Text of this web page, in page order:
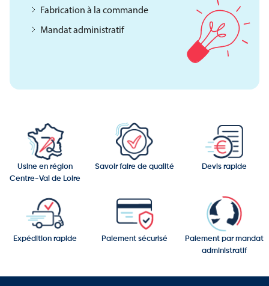
Diamètre maximum du rouleau : 230 mm
Hauteur : 260 mm
pour assurer la distribution de papier hygiénique dans les
Fabrication à la commande
Mandat administratif
Usine en région
Centre-Val de Loire
Savoir faire de qualité Devis rapide
Expédition rapide Paiement sécurisé
Paiement par mandat
administratif